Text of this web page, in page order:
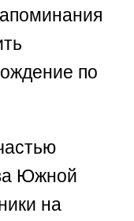
по
Южной
на